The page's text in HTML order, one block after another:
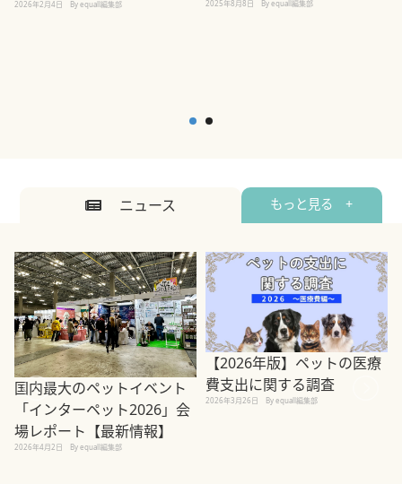
2026年2月4日 By equall編集部 2025年8月8日 By equall編集部
ニュース もっと見る +
国内最大のペットイベント
「インターペット2026」会
場レポート【最新情報】
2026年4月2日 By equall編集部
【2026年版】ペットの医療
費支出に関する調査
2026年3月26日 By equall編集部